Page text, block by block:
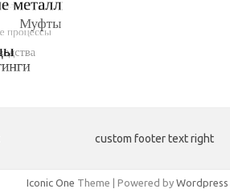
custom footer text right
Iconic One Theme | Powered by Wordpress